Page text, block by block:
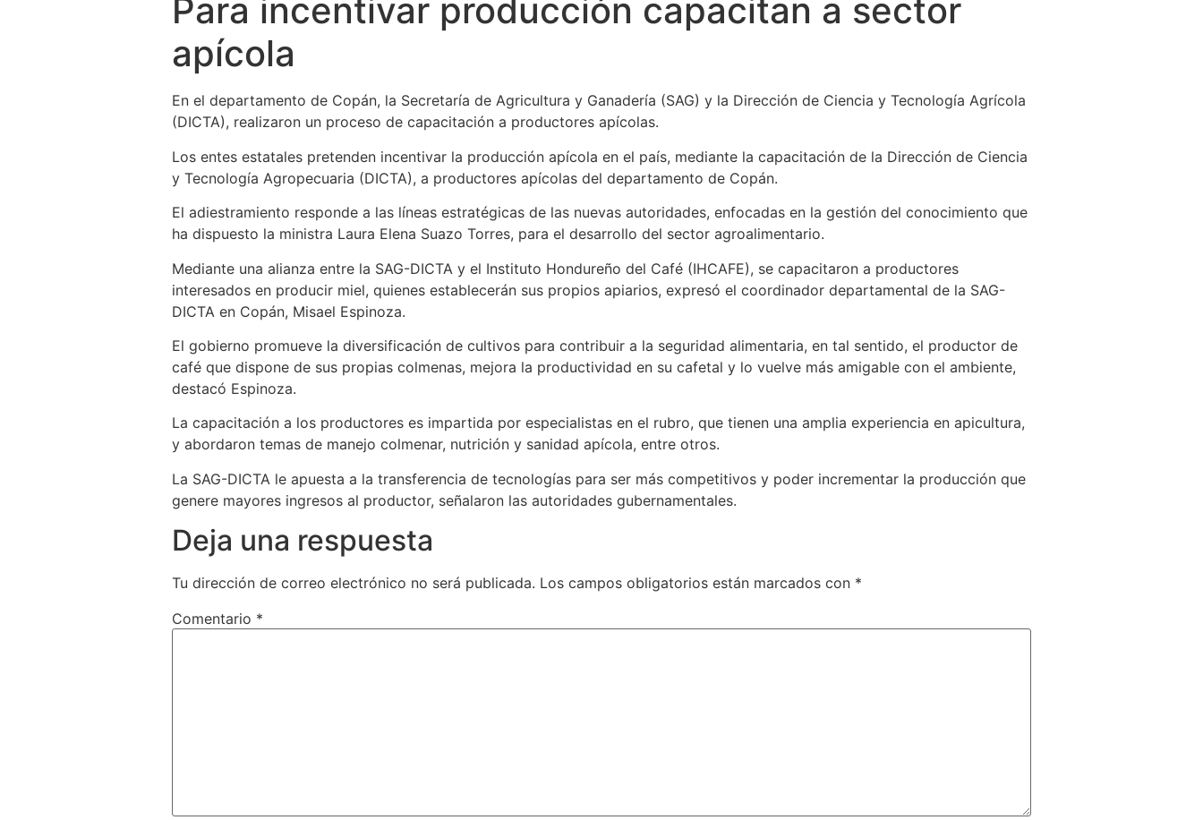
Para incentivar producción capacitan a sector
apícola
En el departamento de Copán, la Secretaría de Agricultura y Ganadería (SAG) y la Dirección de Ciencia y Tecnología Agrícola
(DICTA), realizaron un proceso de capacitación a productores apícolas.
Los entes estatales pretenden incentivar la producción apícola en el país, mediante la capacitación de la Dirección de Ciencia
y Tecnología Agropecuaria (DICTA), a productores apícolas del departamento de Copán.
El adiestramiento responde a las líneas estratégicas de las nuevas autoridades, enfocadas en la gestión del conocimiento que
ha dispuesto la ministra Laura Elena Suazo Torres, para el desarrollo del sector agroalimentario.
Mediante una alianza entre la SAG-DICTA y el Instituto Hondureño del Café (IHCAFE), se capacitaron a productores
interesados en producir miel, quienes establecerán sus propios apiarios, expresó el coordinador departamental de la SAG-
DICTA en Copán, Misael Espinoza.
El gobierno promueve la diversificación de cultivos para contribuir a la seguridad alimentaria, en tal sentido, el productor de
café que dispone de sus propias colmenas, mejora la productividad en su cafetal y lo vuelve más amigable con el ambiente,
destacó Espinoza.
La capacitación a los productores es impartida por especialistas en el rubro, que tienen una amplia experiencia en apicultura,
y abordaron temas de manejo colmenar, nutrición y sanidad apícola, entre otros.
La SAG-DICTA le apuesta a la transferencia de tecnologías para ser más competitivos y poder incrementar la producción que
genere mayores ingresos al productor, señalaron las autoridades gubernamentales.
Deja una respuesta
Tu dirección de correo electrónico no será publicada. Los campos obligatorios están marcados con *
Comentario *